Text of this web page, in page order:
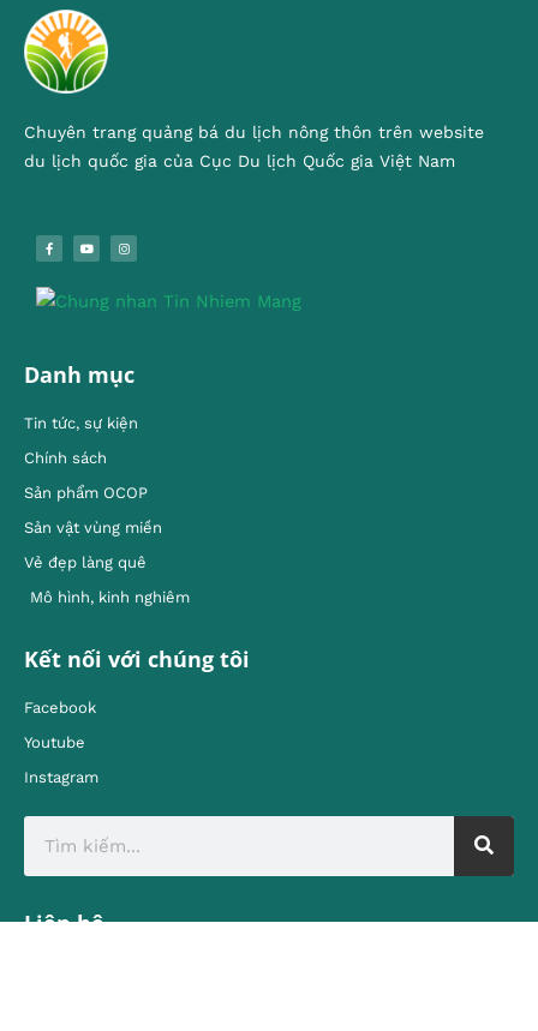
Chuyên trang quảng bá du lịch nông thôn trên website
du lịch quốc gia của Cục Du lịch Quốc gia Việt Nam
Danh mục
Tin tức, sự kiện
Chính sách
Sản phẩm OCOP
Sản vật vùng miền
Vẻ đẹp làng quê
Mô hình, kinh nghiêm
Kết nối với chúng tôi
Facebook
Youtube
Instagram
Liên hệ